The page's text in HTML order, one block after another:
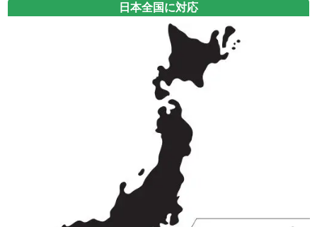
日本全国に対応